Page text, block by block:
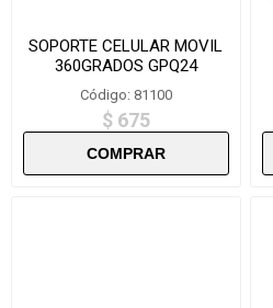
SOPORTE CELULAR MOVIL
360GRADOS GPQ24
Código: 81100
$ 675